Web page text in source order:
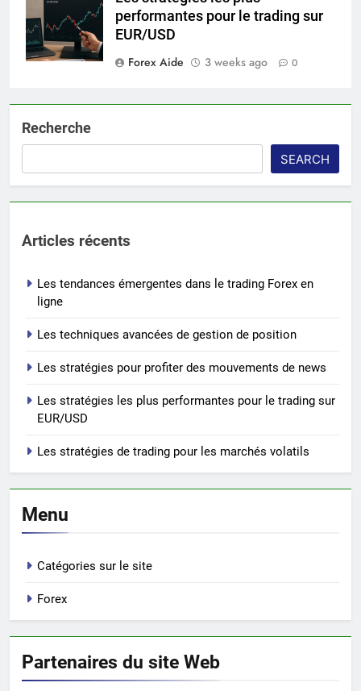
performantes pour le trading sur
EUR/USD
Forex Aide
3 weeks ago 0
Recherche
SEARCH
Articles récents
Les tendances émergentes dans le trading Forex en
ligne
Les techniques avancées de gestion de position
Les stratégies pour profiter des mouvements de news
Les stratégies les plus performantes pour le trading sur
EUR/USD
Les stratégies de trading pour les marchés volatils
Menu
Catégories sur le site
Forex
Partenaires du site Web